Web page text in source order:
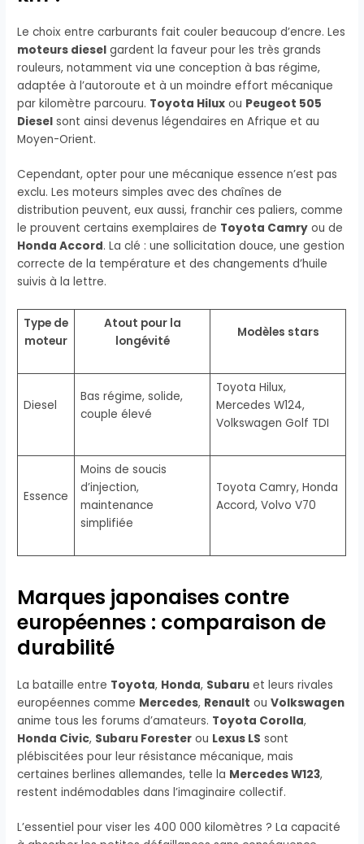
Le choix entre carburants fait couler beaucoup d’encre. Les
moteurs diesel gardent la faveur pour les très grands
rouleurs, notamment via une conception à bas régime,
adaptée à l’autoroute et à un moindre effort mécanique
par kilomètre parcouru. Toyota Hilux ou Peugeot 505
Diesel sont ainsi devenus légendaires en Afrique et au
Moyen-Orient.
Cependant, opter pour une mécanique essence n’est pas
exclu. Les moteurs simples avec des chaînes de
distribution peuvent, eux aussi, franchir ces paliers, comme
le prouvent certains exemplaires de Toyota Camry ou de
Honda Accord. La clé : une sollicitation douce, une gestion
correcte de la température et des changements d’huile
suivis à la lettre.
Type de
moteur
Atout pour la
longévité
Modèles stars
Diesel
Bas régime, solide,
couple élevé
Toyota Hilux,
Mercedes W124,
Volkswagen Golf TDI
Essence
Moins de soucis
d’injection,
maintenance
simplifiée
Toyota Camry, Honda
Accord, Volvo V70
Marques japonaises contre
européennes : comparaison de
durabilité
La bataille entre Toyota, Honda, Subaru et leurs rivales
européennes comme Mercedes, Renault ouVolkswagen
anime tous les forums d’amateurs. Toyota Corolla,
Honda Civic, Subaru Forester ou Lexus LS sont
plébiscitées pour leur résistance mécanique, mais
certaines berlines allemandes, telle la Mercedes W123,
restent indémodables dans l’imaginaire collectif.
L’essentiel pour viser les 400 000 kilomètres ? La capacité